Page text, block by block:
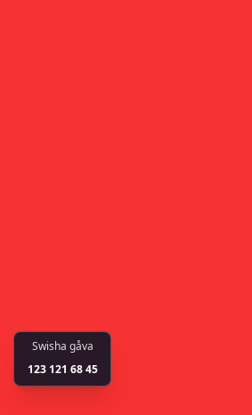
Swisha gåva
123 121 68 45